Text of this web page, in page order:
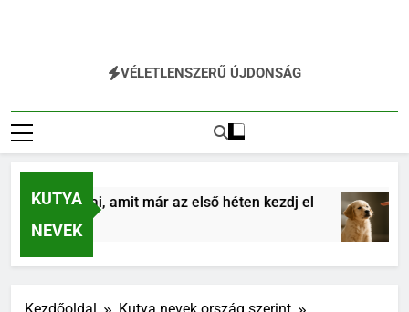
VÉLETLENSZERŰ ÚJDONSÁG
KUTYA
NEVEK
amit már az első héten kezdj el